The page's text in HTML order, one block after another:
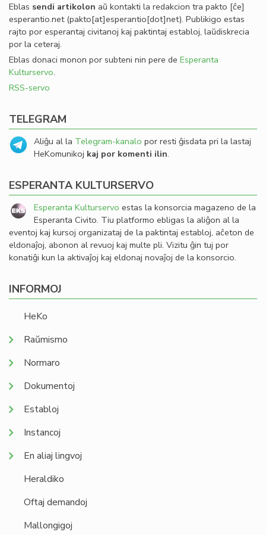
Eblas sendi artikolon aŭ kontakti la redakcion tra pakto [ĉe]
esperantio.net(pakto[at]esperantio[dot]net). Publikigo estas
rajto por esperantaj civitanoj kaj paktintaj establoj, laŭdiskrecia
por la ceteraj.
Eblas donaci monon por subteni nin pere de Esperanta
Kulturservo.
RSS-servo
TELEGRAM
Aliĝu al la Telegram-kanalo por resti ĝisdata pri la lastaj
HeKomunikoj kaj por komenti ilin.
ESPERANTA KULTURSERVO
Esperanta Kulturservo estas la konsorcia magazeno de la
Esperanta Civito. Tiu platformo ebligas la aliĝon al la
eventoj kaj kursoj organizataj de la paktintaj establoj, aĉeton de
eldonaĵoj, abonon al revuoj kaj multe pli. Vizitu ĝin tuj por
konatiĝi kun la aktivaĵoj kaj eldonaj novaĵoj de la konsorcio.
INFORMOJ
HeKo
Raŭmismo
Normaro
Dokumentoj
Establoj
Instancoj
En aliaj lingvoj
Heraldiko
Oftaj demandoj
Mallongigoj